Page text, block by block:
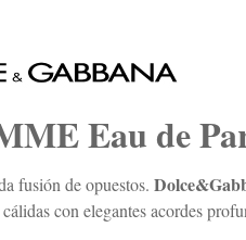
Eau de
fusión de opuestos.
con elegantes acordes